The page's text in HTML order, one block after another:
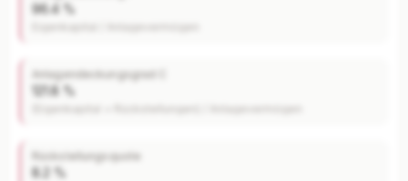
96.4 %
Anlagendeckungsgrad C
121.8 %
Rückstellungsquote
8.2 %